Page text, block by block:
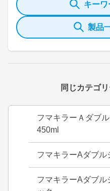
キー
製品
同じカテゴ
フマキラーＡダブ
450ml
フマキラーAダブル
フマキラーAダブ